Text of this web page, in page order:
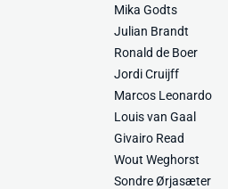
Mika Godts
Julian Brandt
Ronald de Boer
Jordi Cruijff
Marcos Leonardo
Louis van Gaal
Givairo Read
Wout Weghorst
Sondre Ørjasæter